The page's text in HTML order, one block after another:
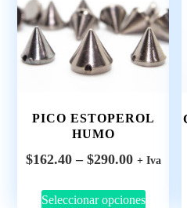
PICO ESTOPEROL
HUMO
$162.40 – $290.00 + Iva
Seleccionar opciones